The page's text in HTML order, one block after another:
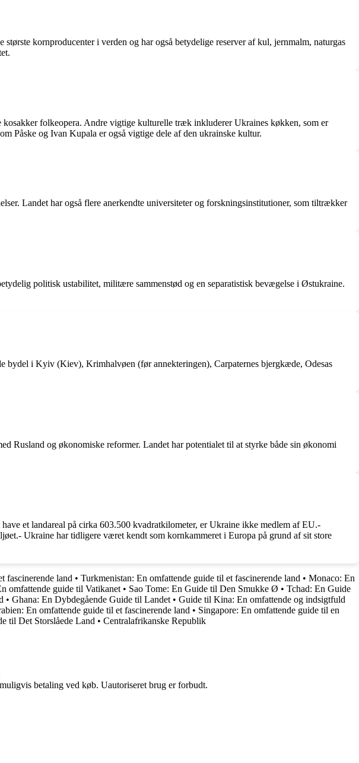
kornproducenter i verden og har også betydelige reserver af kul, jernmalm, naturgas
folkeopera. Andre vigtige kulturelle træk inkluderer Ukraines køkken, som er
Påske og Ivan Kupala er også vigtige dele af den ukrainske kultur.
Landet har også flere anerkendte universiteter og forskningsinstitutioner, som tiltrækker
politisk ustabilitet, militære sammenstød og en separatistisk bevægelse i Østukraine.
bydel i Kyiv (Kiev), Krimhalvøen (før annekteringen), Carpaternes bjergkæde, Odesas
Rusland og økonomiske reformer. Landet har potentialet til at styrke både sin økonomi
et landareal på cirka 603.500 kvadratkilometer, er Ukraine ikke medlem af EU.-
Ukraine har tidligere været kendt som kornkammeret i Europa på grund af sit store
fascinerende land • Turkmenistan: En omfattende guide til et fascinerende land • Monaco: En
omfattende guide til Vatikanet • Sao Tome: En Guide til Den Smukke Ø • Tchad: En Guide
• Ghana: En Dybdegående Guide til Landet • Guide til Kina: En omfattende og indsigtfuld
En omfattende guide til et fascinerende land • Singapore: En omfattende guide til en
til Det Storslåede Land • Centralafrikanske Republik
betaling ved køb. Uautoriseret brug er forbudt.